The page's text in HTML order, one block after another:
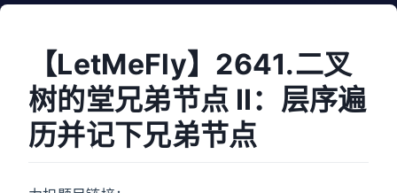
【LetMeFly】2641.二叉
树的堂兄弟节点 II：层序遍
历并记下兄弟节点